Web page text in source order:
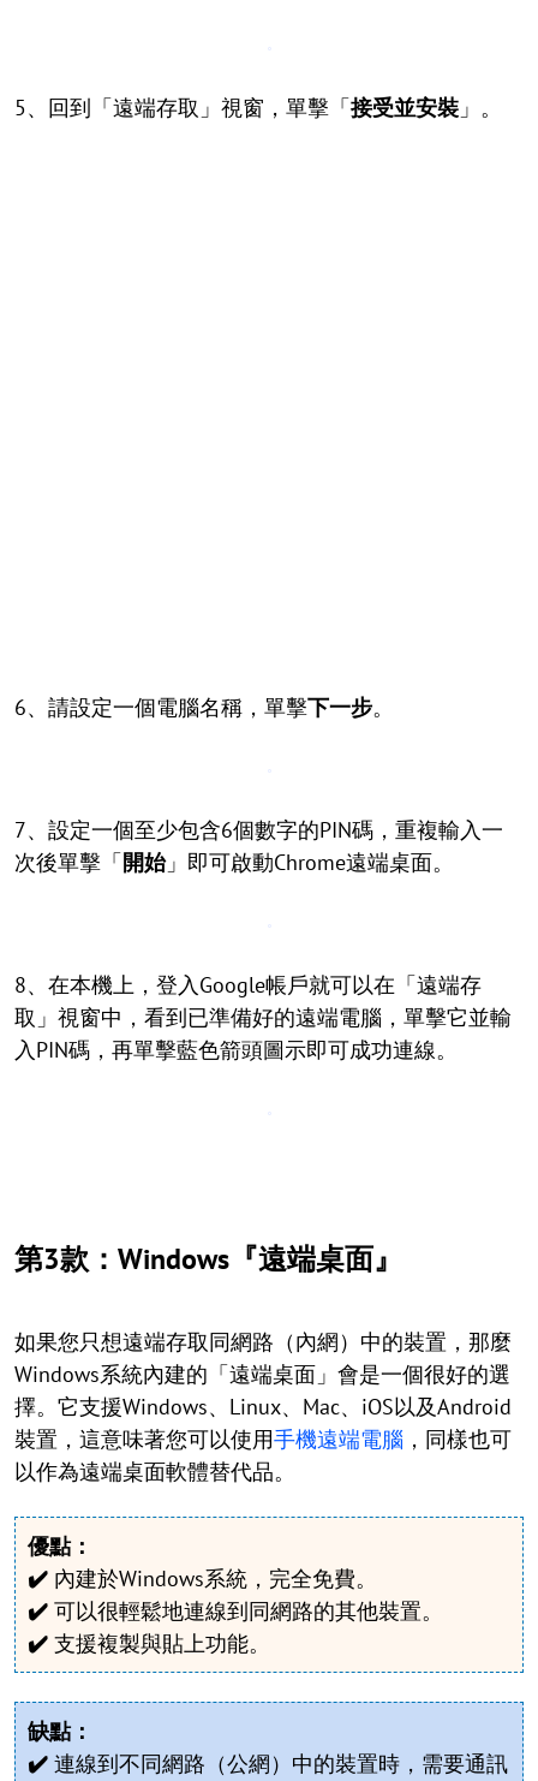
5、回到「遠端存取」視窗，單擊「接受並安裝 」。
6、請設定一個電腦名稱，單擊下一步。
7、設定一個至少包含6個數字的PIN碼，重複輸入一
次後單擊「開始」即可啟動Chrome遠端桌面。
8、在本機上，登入Google帳戶就可以在「遠端存
取」視窗中，看到已準備好的遠端電腦，單擊它並輸
入PIN碼，再單擊藍色箭頭圖示即可成功連線。
第3款：Windows『遠端桌面』
如果您只想遠端存取同網路（內網）中的裝置，那麼
Windows系統內建的「遠端桌面」會是一個很好的選
擇。它支援Windows、Linux、Mac、iOS以及Android
裝置，這意味著您可以使用手機遠端電腦 ，同樣也可
以作為遠端桌面軟體替代品。
優點：
✔️ 內建於Windows系統，完全免費。
✔️ 可以很輕鬆地連線到同網路的其他裝置。
✔️ 支援複製與貼上功能。
缺點：
✔️ 連線到不同網路（公網）中的裝置時，需要通訊